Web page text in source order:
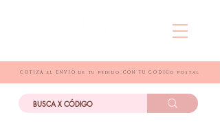
COTIZA el ENVIO de tu pedido CON TU CÓDIGo postal